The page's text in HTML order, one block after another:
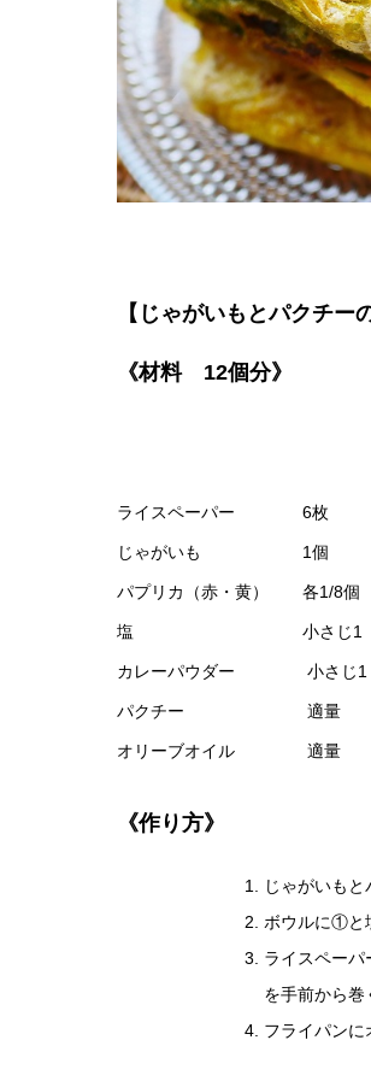
【じゃがいもとパクチー
《材料 12個分》
ライスペーパー 6枚
じゃがいも 1個
パプリカ（赤・黄） 各1/8個
塩 小さじ1
カレーパウダー 小さじ1
パクチー 適量
オリーブオイル 適量
《作り方》
じゃがいも
ボウルに①と
ライスペー
を手前から巻
フライパンに